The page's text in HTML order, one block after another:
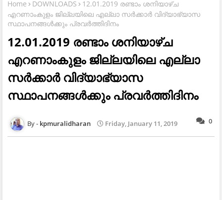
Home DOWNLOADS
12.01.2019 രണ്ടാം ശനിയാഴ്ച
എറണാംകുളം ജില്ലയിലെ എല്ലാ സർക്കാർ വിദ്യാഭ്യാസ
സ്ഥാപനങ്ങൾക്കും പ്രവർത്തിദിനം
12.01.2019 രണ്ടാം ശനിയാഴ്ച
എറണാംകുളം ജില്ലയിലെ എല്ലാ
സർക്കാർ വിദ്യാഭ്യാസ
സ്ഥാപനങ്ങൾക്കും പ്രവർത്തിദിനം
0
kpmuralidharan Friday, January 11, 2019